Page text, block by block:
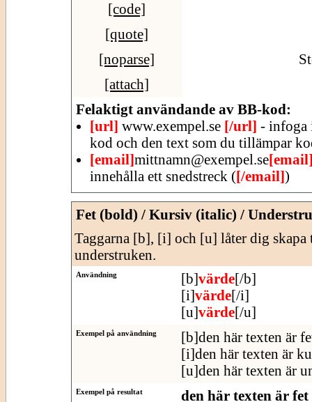
[code]
[quote]
[noparse]
[attach]
Felaktigt användande av BB-kod:
[url] www.exempel.se [/url] - infoga
kod och den text som du tillämpar
[email]mittnamn@exempel.se
innehålla ett snedstreck ([/email])
Fet (bold) / Kursiv (italic) /
Taggarna [b], [i] och [u] låter dig
understruken.
Användning [b]värde[/b]
[i]värde[/i]
[u]värde[/u]
Exempel på användning
[b]den här texten är
[i]den här texten är
[u]den här texten är
Exempel på resultat
den här texten är fet